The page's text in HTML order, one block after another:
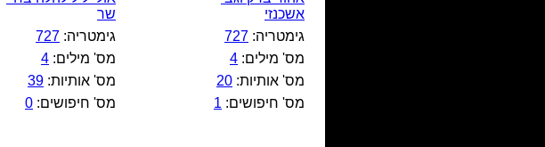
אשכנזי
גימטריה: 727
מס' מילים: 4
מס' אותיות: 20
מס' חיפושים: 1
שר
גימטריה: 727
מס' מילים: 4
מס' אותיות: 39
מס' חיפושים: 0